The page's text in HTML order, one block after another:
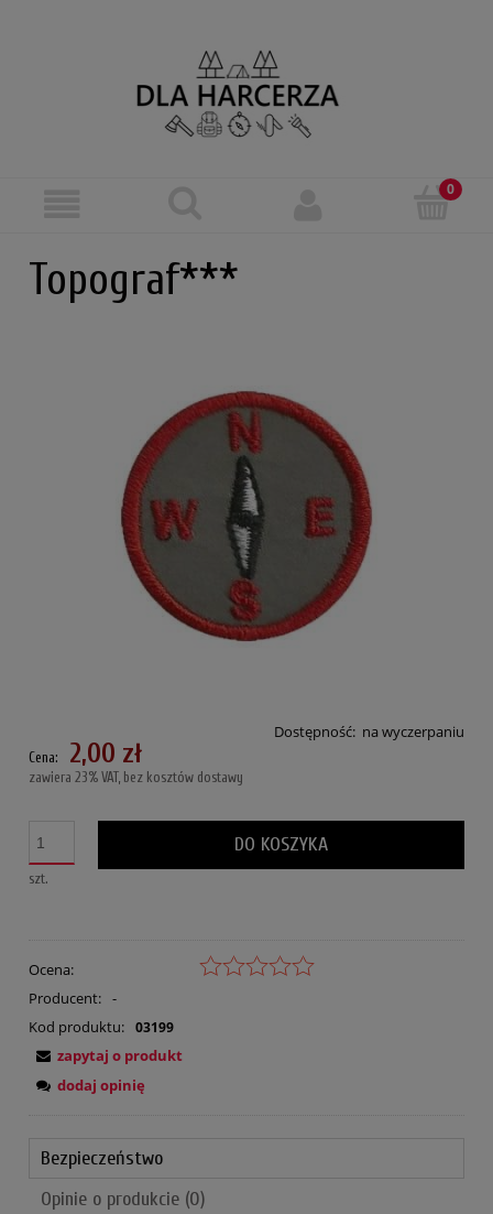
Topograf***
Dostępność: na wyczerpaniu
Cena: 2,00 zł
zawiera 23% VAT, bez kosztów dostawy
szt.
DO KOSZYKA
Ocena:
Producent: -
Kod produktu:
03199
zapytaj o produkt
dodaj opinię
Bezpieczeństwo
Opinie o produkcie (0)